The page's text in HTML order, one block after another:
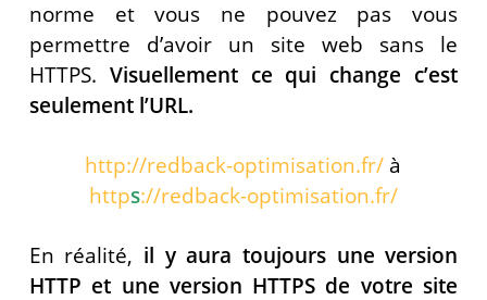
norme et vous ne pouvez pas vous
permettre d’avoir un site web sans le
HTTPS. Visuellement ce qui change c’est
seulement l’URL.
http://redback-optimisation.fr/ à
https://redback-optimisation.fr/
En réalité, il y aura toujours une version
HTTP et une version HTTPS de votre site